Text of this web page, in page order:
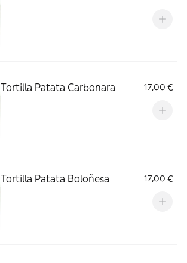
Tortilla Patata Carbonara 17,00 €
Tortilla Patata Boloñesa 17,00 €